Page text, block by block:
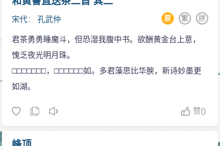
宋代：孔武仲 拼
繁
原
君茶勇勇睡魔斗，但恐湿我腹中书。欲酬黄金台上意，
愧乏夜光明月珠。
□□□□□□□，□□□□□□如。多君藻思比华腴，新诗妙墨更
如湖。
赞()